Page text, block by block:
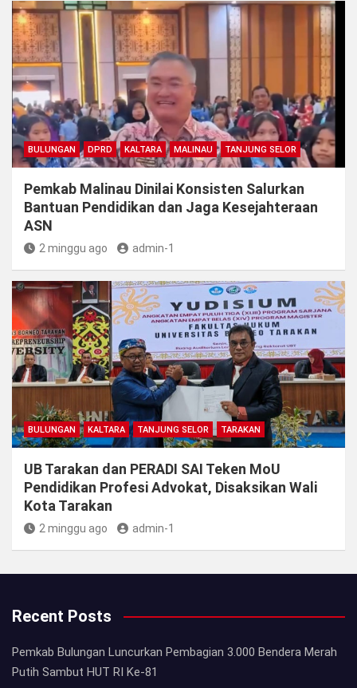
BULUNGAN DPRD KALTARA MALINAU TANJUNG SELOR
Pemkab Malinau Dinilai Konsisten Salurkan
Bantuan Pendidikan dan Jaga Kesejahteraan
ASN
2 minggu ago admin-1
BULUNGAN KALTARA TANJUNG SELOR TARAKAN
UB Tarakan dan PERADI SAI Teken MoU
Pendidikan Profesi Advokat, Disaksikan Wali
Kota Tarakan
2 minggu ago admin-1
Recent Posts
Pemkab Bulungan Luncurkan Pembagian 3.000 Bendera Merah
Putih Sambut HUT RI Ke-81